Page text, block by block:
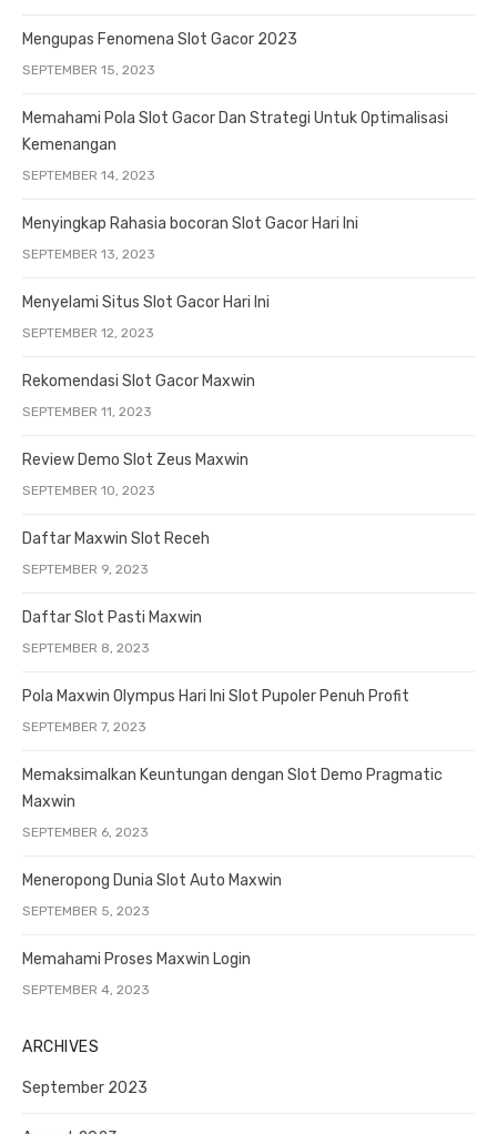
Mengupas Fenomena Slot Gacor 2023
SEPTEMBER 15, 2023
Memahami Pola Slot Gacor Dan Strategi Untuk Optimalisasi
Kemenangan
SEPTEMBER 14, 2023
Menyingkap Rahasia bocoran Slot Gacor Hari Ini
SEPTEMBER 13, 2023
Menyelami Situs Slot Gacor Hari Ini
SEPTEMBER 12, 2023
Rekomendasi Slot Gacor Maxwin
SEPTEMBER 11, 2023
Review Demo Slot Zeus Maxwin
SEPTEMBER 10, 2023
Daftar Maxwin Slot Receh
SEPTEMBER 9, 2023
Daftar Slot Pasti Maxwin
SEPTEMBER 8, 2023
Pola Maxwin Olympus Hari Ini Slot Pupoler Penuh Profit
SEPTEMBER 7, 2023
Memaksimalkan Keuntungan dengan Slot Demo Pragmatic
Maxwin
SEPTEMBER 6, 2023
Meneropong Dunia Slot Auto Maxwin
SEPTEMBER 5, 2023
Memahami Proses Maxwin Login
SEPTEMBER 4, 2023
ARCHIVES
September 2023